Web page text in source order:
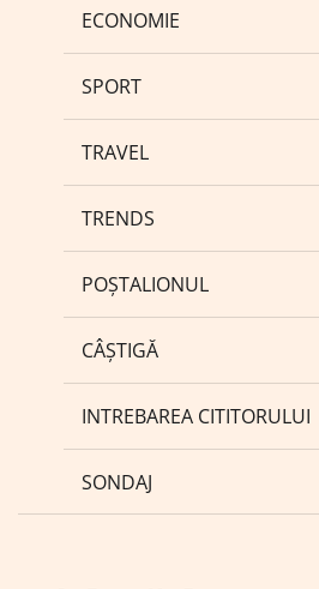
ECONOMIE
SPORT
TRAVEL
TRENDS
POȘTALIONUL
CÂȘTIGĂ
INTREBAREA CITITORULUI
SONDAJ